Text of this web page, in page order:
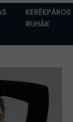
KERÉKPÁROS
RUHÁK